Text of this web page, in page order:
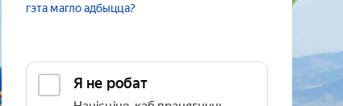
гэта магло адбыцца?
Я не робат